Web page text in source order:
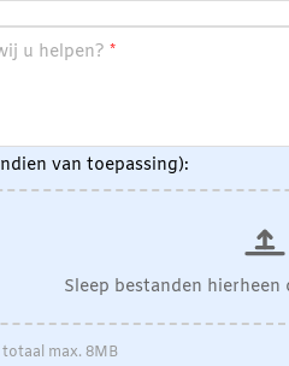
u helpen?
van toepassing):
Sleep bestanden
max. 8MB